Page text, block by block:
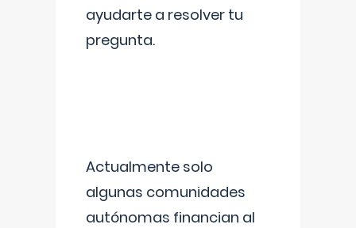
ayudarte a resolver tu
pregunta.
Actualmente solo
algunas comunidades
autónomas financian al